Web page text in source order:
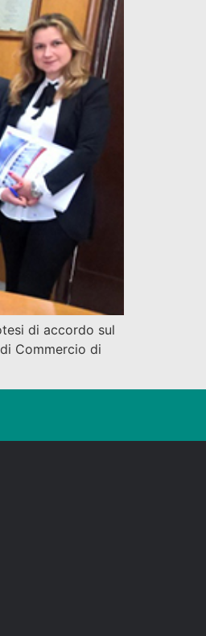
di accordo sul
Commercio di